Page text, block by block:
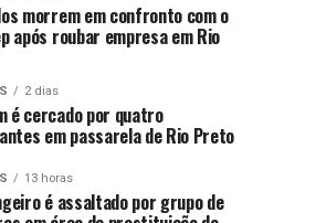
morrem em confronto com o
após roubar empresa em Rio
2 dias
é cercado por quatro
em passarela de Rio Preto
13 horas
é assaltado por grupo de